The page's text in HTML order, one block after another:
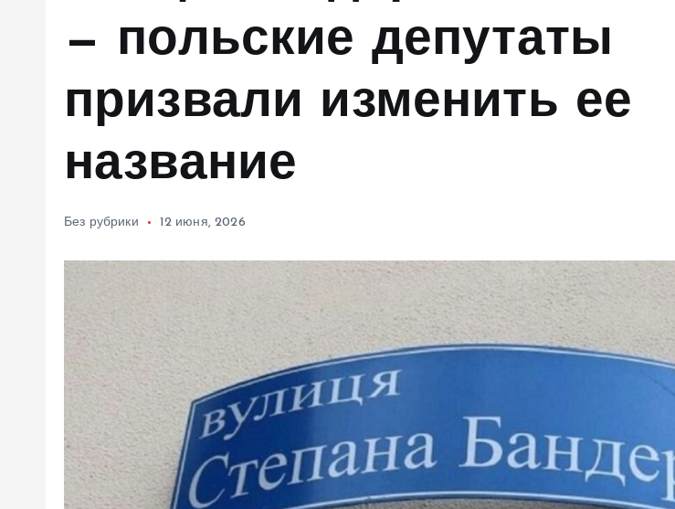
— польские депутаты
призвали изменить ее
название
Без рубрики 12 июня, 2026